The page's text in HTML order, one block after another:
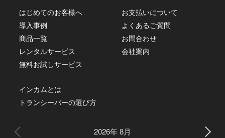
はじめてのお客様へ
導入事例
商品一覧
レンタルサービス
無料お試しサービス
お支払いについて
よくあるご質問
お問合わせ
会社案内
インカムとは
トランシーバーの選び方
2026年 8月